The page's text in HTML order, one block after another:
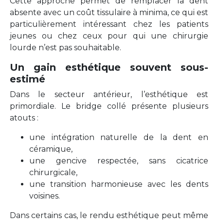
absente avec un coût tissulaire à minima, ce qui est
particulièrement intéressant chez les patients
jeunes ou chez ceux pour qui une chirurgie
lourde n’est pas souhaitable.
Un gain esthétique souvent sous-
estimé
Dans le secteur antérieur, l’esthétique est
primordiale. Le bridge collé présente plusieurs
atouts :
une intégration naturelle de la dent en
céramique,
une gencive respectée, sans cicatrice
chirurgicale,
une transition harmonieuse avec les dents
voisines.
Dans certains cas, le rendu esthétique peut même